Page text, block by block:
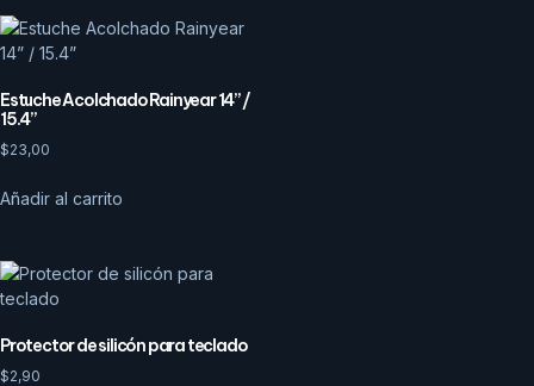
Estuche Acolchado Rainyear 14” /
15.4”
$23,00
Añadir al carrito
Protector de silicón para teclado
$2,90